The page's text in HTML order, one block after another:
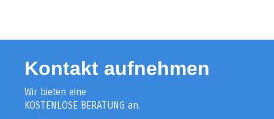
Kontakt aufnehmen
Wir bieten eine
KOSTENLOSE BERATUNG an.